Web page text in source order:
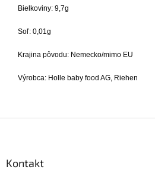
Bielkoviny: 9,7g
Soľ: 0,01g
Krajina pôvodu: Nemecko/mimo EU
Výrobca: Holle baby food AG, Riehen
Kontakt